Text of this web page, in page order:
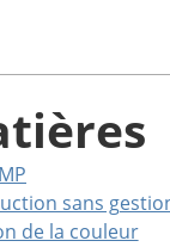
sans
de la couleur